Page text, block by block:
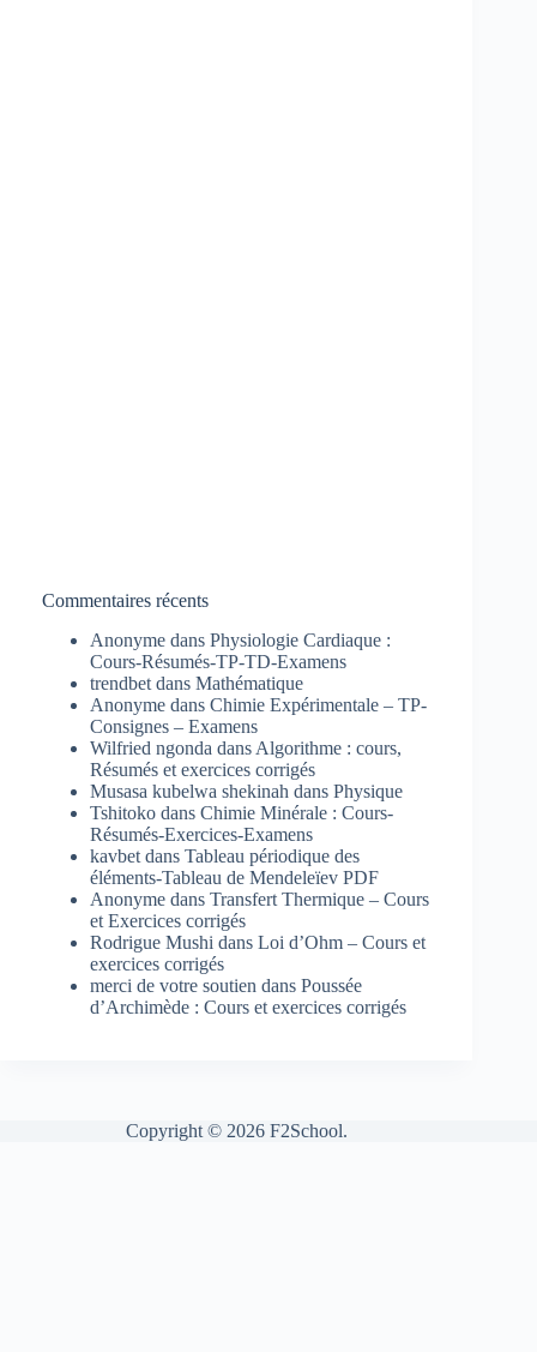
Commentaires récents
Anonyme dans Physiologie Cardiaque :
Cours-Résumés-TP-TD-Examens
trendbet dans Mathématique
Anonyme dans Chimie Expérimentale – TP-
Consignes – Examens
Wilfried ngonda dans Algorithme : cours,
Résumés et exercices corrigés
Musasa kubelwa shekinah dans Physique
Tshitoko dans Chimie Minérale : Cours-
Résumés-Exercices-Examens
kavbet dans Tableau périodique des
éléments-Tableau de Mendeleïev PDF
Anonyme dans Transfert Thermique – Cours
et Exercices corrigés
Rodrigue Mushi dans Loi d’Ohm – Cours et
exercices corrigés
merci de votre soutien dans Poussée
d’Archimède : Cours et exercices corrigés
Copyright © 2026 F2School.